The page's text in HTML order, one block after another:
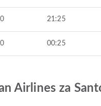
21:25
00:25
Airlines za